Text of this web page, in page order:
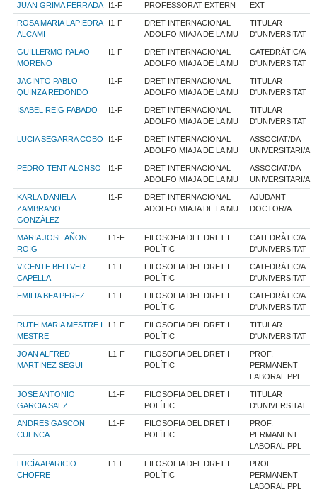
JUAN GRIMA FERRADA I1-F PROFESSORAT EXTERN EXT
ROSA MARIA LAPIEDRA
ALCAMI
I1-F
DRET INTERNACIONAL
ADOLFO MIAJA DE LA MU
TITULAR
D'UNIVERSITAT
GUILLERMO PALAO
MORENO
I1-F
DRET INTERNACIONAL
ADOLFO MIAJA DE LA MU
CATEDRÀTIC/A
D'UNIVERSITAT
JACINTO PABLO
QUINZA REDONDO
I1-F
DRET INTERNACIONAL
ADOLFO MIAJA DE LA MU
TITULAR
D'UNIVERSITAT
ISABEL REIG FABADO I1-F
DRET INTERNACIONAL
ADOLFO MIAJA DE LA MU
TITULAR
D'UNIVERSITAT
LUCIA SEGARRA COBO I1-F
DRET INTERNACIONAL
ADOLFO MIAJA DE LA MU
ASSOCIAT/DA
UNIVERSITARI/A
PEDRO TENT ALONSO I1-F
DRET INTERNACIONAL
ADOLFO MIAJA DE LA MU
ASSOCIAT/DA
UNIVERSITARI/A
KARLA DANIELA
ZAMBRANO
GONZÁLEZ
I1-F
DRET INTERNACIONAL
ADOLFO MIAJA DE LA MU
AJUDANT
DOCTOR/A
MARIA JOSE AÑON
ROIG
L1-F
FILOSOFIA DEL DRET I
POLÍTIC
CATEDRÀTIC/A
D'UNIVERSITAT
VICENTE BELLVER
CAPELLA
L1-F
FILOSOFIA DEL DRET I
POLÍTIC
CATEDRÀTIC/A
D'UNIVERSITAT
EMILIA BEA PEREZ L1-F
FILOSOFIA DEL DRET I
POLÍTIC
CATEDRÀTIC/A
D'UNIVERSITAT
RUTH MARIA MESTRE I
MESTRE
L1-F
FILOSOFIA DEL DRET I
POLÍTIC
TITULAR
D'UNIVERSITAT
JOAN ALFRED
MARTINEZ SEGUI
L1-F
FILOSOFIA DEL DRET I
POLÍTIC
PROF.
PERMANENT
LABORAL PPL
JOSE ANTONIO
GARCIA SAEZ
L1-F
FILOSOFIA DEL DRET I
POLÍTIC
TITULAR
D'UNIVERSITAT
ANDRES GASCON
CUENCA
L1-F
FILOSOFIA DEL DRET I
POLÍTIC
PROF.
PERMANENT
LABORAL PPL
LUCÍA APARICIO
CHOFRE
L1-F
FILOSOFIA DEL DRET I
POLÍTIC
PROF.
PERMANENT
LABORAL PPL